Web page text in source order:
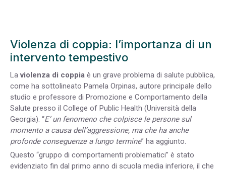
Violenza di coppia: l’importanza di un
intervento tempestivo
Laviolenza di coppia è un grave problema di salute pubblica,
come ha sottolineato Pamela Orpinas, autore principale dello
studio e professore di Promozione e Comportamento della
Salute presso il College of Public Health (Università della
Georgia). “E’ un fenomeno che colpisce le persone sul
momento a causa dell’aggressione, ma che ha anche
profonde conseguenze a lungo termine” ha aggiunto.
Questo “gruppo di comportamenti problematici” è stato
evidenziato fin dal primo anno di scuola media inferiore, il che